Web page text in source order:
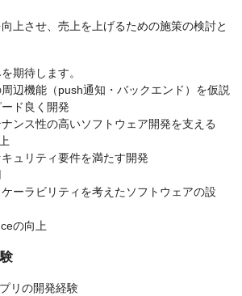
上させ、売上を上げるための施策の検討と
期待します。
周辺機能（push通知・バックエンド）を仮説
ド良く開発
ンス性の高いソフトウェア開発を支える
ュリティ要件を満たす開発
ーラビリティを考えたソフトウェアの設
の向上
リの開発経験